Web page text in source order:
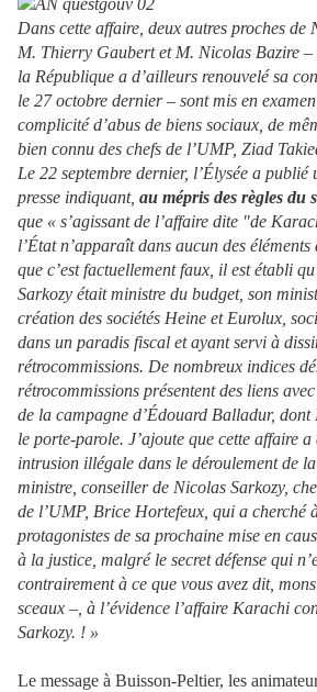
Dans cette affaire, deux autres proches de
M. Thierry Gaubert et M. Nicolas Bazire –
la République a d’ailleurs renouvelé sa
le 27 octobre dernier – sont mis en
complicité d’abus de biens sociaux, de
bien connu des chefs de l’UMP, Ziad
Le 22 septembre dernier, l’Élysée a publié
presse indiquant, au mépris des règles du
que « s’agissant de l’affaire dite "de
l’État n’apparaît dans aucun des
que c’est factuellement faux, il est établi
Sarkozy était ministre du budget, son
création des sociétés Heine et Eurolux,
dans un paradis fiscal et ayant servi à
rétrocommissions. De nombreux indices
rétrocommissions présentent des liens
de la campagne d’Édouard Balladur, dont
le porte-parole. J’ajoute que cette affaire
intrusion illégale dans le déroulement de
ministre, conseiller de Nicolas Sarkozy,
de l’UMP, Brice Hortefeux, qui a cherché
protagonistes de sa prochaine mise en
à la justice, malgré le secret défense qui
contrairement à ce que vous avez dit,
sceaux –, à l’évidence l’affaire Karachi
Sarkozy. ! »
Le message à Buisson-Peltier, les